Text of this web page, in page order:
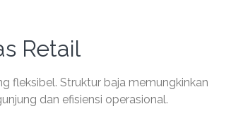
Retail
fleksibel. Struktur baja memungkinkan
dan efisiensi operasional.